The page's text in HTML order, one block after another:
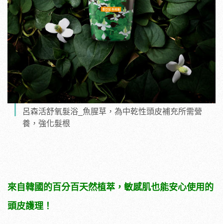
呂森活舒氧髮浴_魚腥草，為中乾性頭皮補充所需營
養，強化髮根
來自韓國的百分百天然植萃，敏感肌也能安心使用的
頭皮護理！